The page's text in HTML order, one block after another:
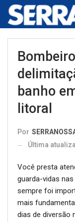
banho
litoral
Por
Última
Você presta
guarda-vidas
sempre foi
mais
dias de diversão